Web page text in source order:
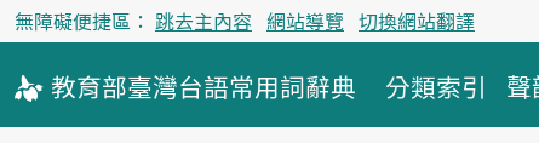
無障礙便捷區： 跳去主內容 網站導覽 切換網站翻譯
教育部臺灣台語常用詞辭典 分類索引 聲